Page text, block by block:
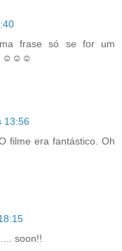
frase só se for um
☺☺☺
13:56
filme era fantástico. Oh
soon!!